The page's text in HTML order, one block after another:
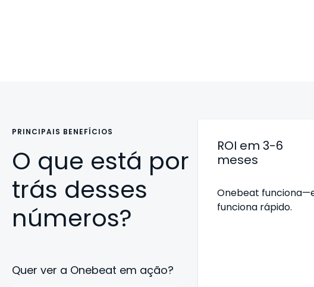
PRINCIPAIS BENEFÍCIOS
O que está por
trás desses
números?
Quer ver a Onebeat em ação?
ROI em 3-6
meses
Onebeat
funciona rápido.